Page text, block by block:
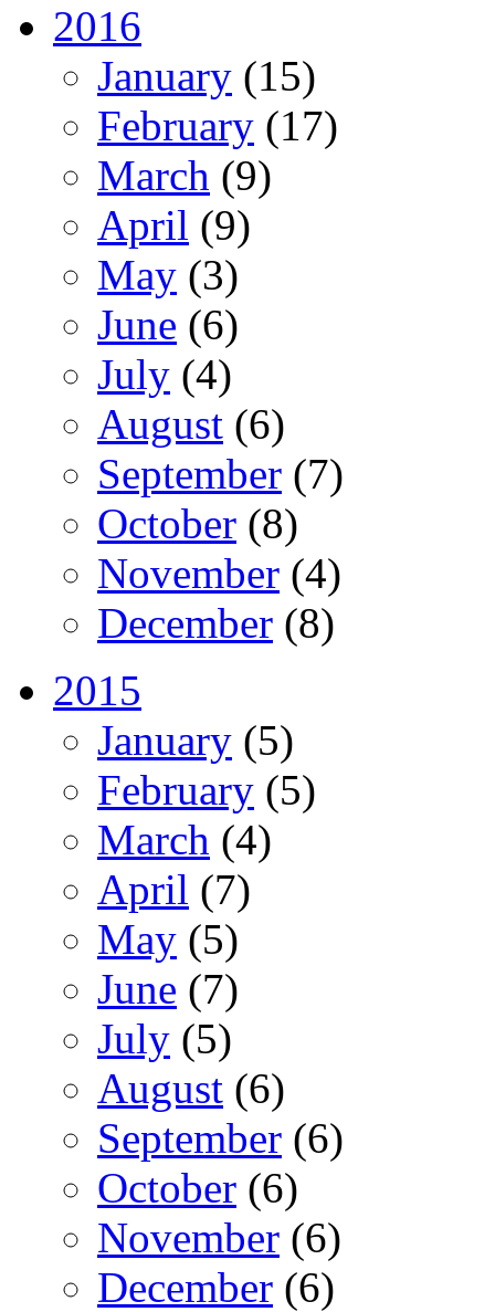
2016
January (15)
February (17)
March (9)
April (9)
May (3)
June (6)
July (4)
August (6)
September (7)
October (8)
November (4)
December (8)
2015
January (5)
February (5)
March (4)
April (7)
May (5)
June (7)
July (5)
August (6)
September (6)
October (6)
November (6)
December (6)